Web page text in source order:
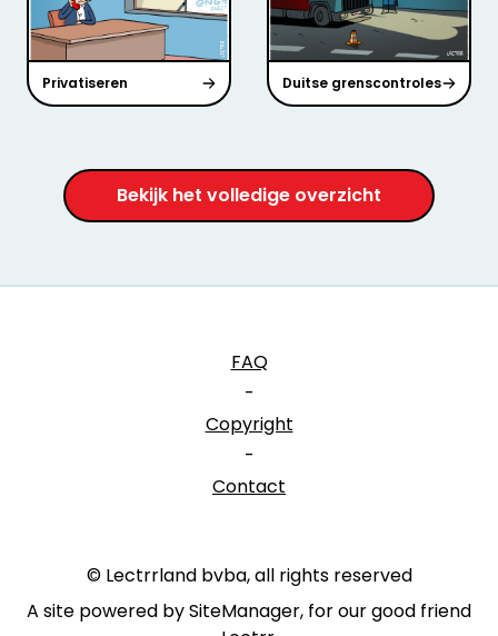
Privatiseren Duitse grenscontroles
Bekijk het volledige overzicht
FAQ
-
Copyright
-
Contact
© Lectrrland bvba, all rights reserved
A site powered by SiteManager, for our good friend